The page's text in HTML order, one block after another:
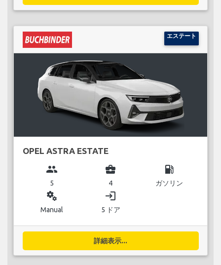
エステート
OPEL ASTRA ESTATE
group
5
business_center
4
local_gas_station
ガソリン
miscellaneous_services
Manual
login
5 ドア
詳細表示...